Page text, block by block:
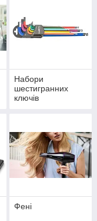
Набори
шестигранних
ключів
Фені